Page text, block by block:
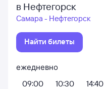
в Нефтегорск
Самара - Нефтегорск
Найти билеты
ежедневно
09:00
10:30 14:40